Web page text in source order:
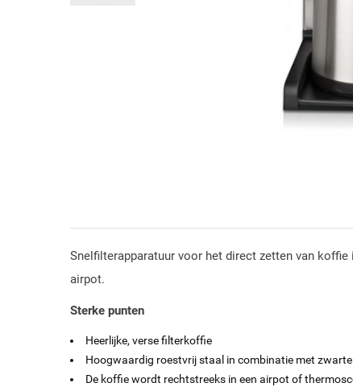
Snelfilterapparatuur voor het direct zetten van
airpot.
Sterke punten
Heerlijke, verse filterkoffie
Hoogwaardig roestvrij staal in combinatie met
De koffie wordt rechtstreeks in een airpot of